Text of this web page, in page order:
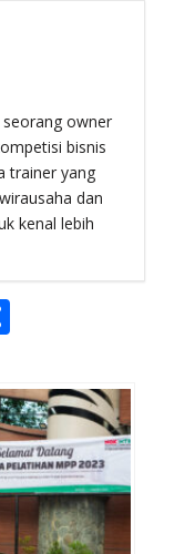
owner
bisnis
trainer yang
dan
kenal lebih
S
ar
e